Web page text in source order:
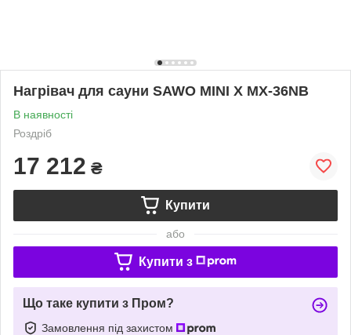
Нагрівач для сауни SAWO MINI X MX-36NB
В наявності
Роздріб
17 212 ₴
Купити
або
Купити з
Що таке купити з Пром?
Замовлення під захистом